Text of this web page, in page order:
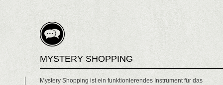
MYSTERY SHOPPING
Mystery Shopping ist ein funktionierendes Instrument für das